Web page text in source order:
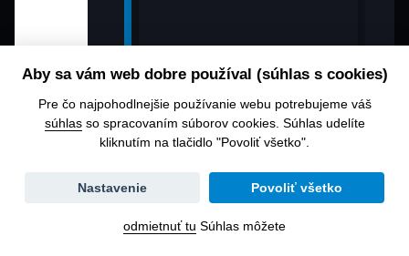
Zmena
dátumu
Aby sa vám web dobre používal (súhlas s cookies)
Pre čo najpohodlnejšie používanie webu potrebujeme váš
súhlasso spracovaním súborov cookies. Súhlas udelíte
kliknutím na tlačidlo "Povoliť všetko".
Povoliť všetko
Nastavenie
odmietnuť tu Súhlas môžete